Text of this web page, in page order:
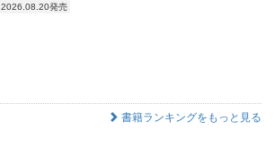
2026.08.20発売
書籍ランキングをもっと見る